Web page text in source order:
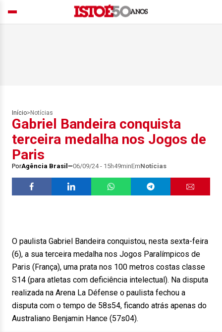
Início> Notícias
Gabriel Bandeira conquista
terceira medalha nos Jogos de
Paris
PorAgência Brasil 06/09/24 - 15h49minEmNotícias
O paulista Gabriel Bandeira conquistou, nesta sexta-feira
(6), a sua terceira medalha nos Jogos Paralímpicos de
Paris (França), uma prata nos 100 metros costas classe
S14 (para atletas com deficiência intelectual). Na disputa
realizada na Arena La Défense o paulista fechou a
disputa com o tempo de 58s54, ficando atrás apenas do
Australiano Benjamin Hance (57s04).